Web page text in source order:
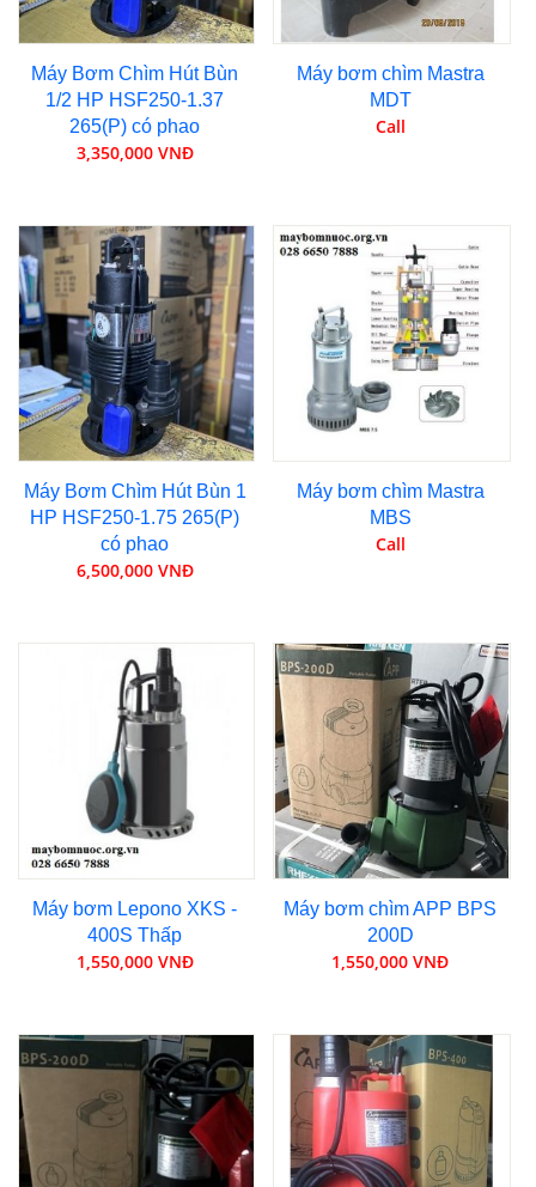
Máy Bơm Chìm Hút Bùn
1/2 HP HSF250-1.37
265(P) có phao
3,350,000 VNĐ
Máy bơm chìm Mastra
MDT
Call
Máy Bơm Chìm Hút Bùn 1
HP HSF250-1.75 265(P)
có phao
6,500,000 VNĐ
Máy bơm chìm Mastra
MBS
Call
Máy bơm Lepono XKS -
400S Thấp
1,550,000 VNĐ
Máy bơm chìm APP BPS
200D
1,550,000 VNĐ